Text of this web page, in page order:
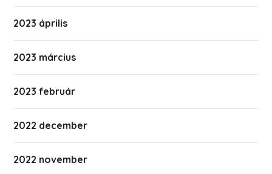
2023 április
2023 március
2023 február
2022 december
2022 november